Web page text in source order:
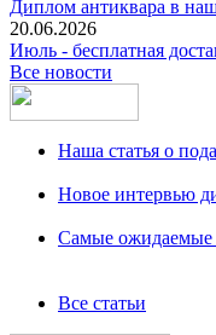
Диплом антиквара в
20.06.2026
Июль - бесплатная
Все новости
Наша статья о
Новое интервью
Самые ожидаемые
Все статьи